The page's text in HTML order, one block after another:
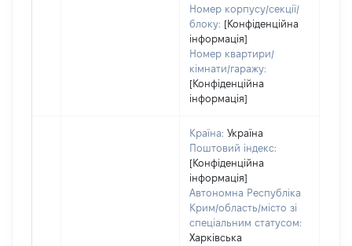
Номер корпусу/секції/
блоку: [Конфіденційна
інформація]
Номер квартири/
кімнати/гаражу:
[Конфіденційна
інформація]
Країна: Україна
Поштовий індекс:
[Конфіденційна
інформація]
Автономна Республіка
Крим/область/місто зі
спеціальним статусом:
Харківська